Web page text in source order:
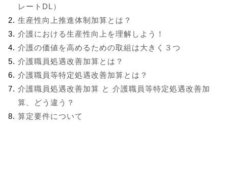
レートDL）
生産性向上推進体制加算とは？
介護における生産性向上を理解しよう！
介護の価値を高めるための取組は大きく３つ
介護職員処遇改善加算とは？
介護職員等特定処遇改善加算とは？
介護職員処遇改善加算 と 介護職員等特定処遇改善加
算、どう違う？
算定要件について